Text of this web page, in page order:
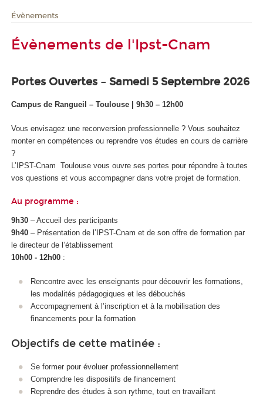
Évènements
Évènements de l'Ipst-Cnam
Portes Ouvertes – Samedi 5 Septembre 2026
Campus de Rangueil – Toulouse | 9h30 – 12h00
Vous envisagez une reconversion professionnelle ? Vous souhaitez
monter en compétences ou reprendre vos études en cours de carrière
?
L’IPST-Cnam Toulouse vous ouvre ses portes pour répondre à toutes
vos questions et vous accompagner dans votre projet de formation.
Au programme :
9h30 – Accueil des participants
9h40 – Présentation de l’IPST-Cnam et de son offre de formation par
le directeur de l’établissement
10h00 - 12h00 :
Rencontre avec les enseignants pour découvrir les formations,
les modalités pédagogiques et les débouchés
Accompagnement à l’inscription et à la mobilisation des
financements pour la formation
Objectifs de cette matinée :
Se former pour évoluer professionnellement
Comprendre les dispositifs de financement
Reprendre des études à son rythme, tout en travaillant